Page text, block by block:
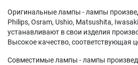
Оригинальные лампы - лампы
Philips, Osram, Ushio, Matsushita,
устанавливают в свои изделия
Высокое качество, соответствующая
Совместимые лампы - лампы